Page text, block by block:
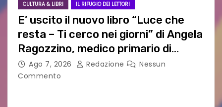
CULTURA & LIBRI IL RIFUGIO DEI LETTORI
E’ uscito il nuovo libro “Luce che
resta – Ti cerco nei giorni” di Angela
Ragozzino, medico primario di
Capua
Ago 7, 2026 Redazione
Nessun
Commento